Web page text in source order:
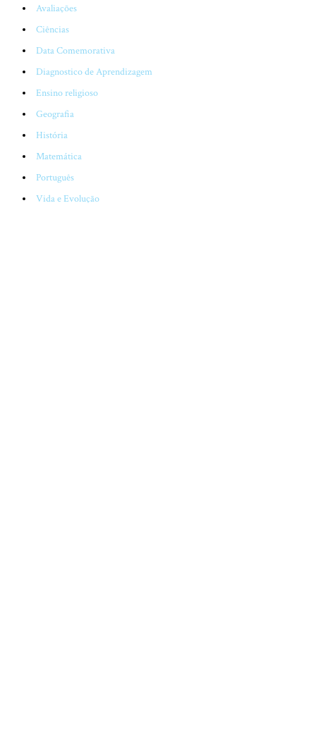
Avaliações
Ciências
Data Comemorativa
Diagnostico de Aprendizagem
Ensino religioso
Geografia
História
Matemática
Português
Vida e Evolução